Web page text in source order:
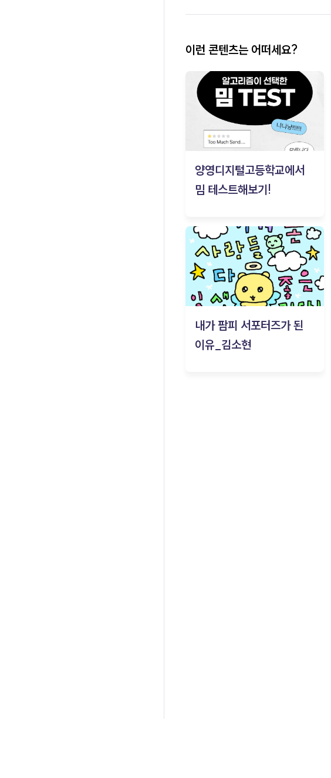
이런 콘텐츠는 어떠세요?
양영디지털고등학교에서
밈 테스트해보기!
내가 팜피 서포터즈가 된
이유_김소현